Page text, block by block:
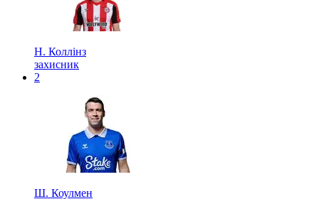
Н. Коллінз
захисник
2
Ш. Коулмен